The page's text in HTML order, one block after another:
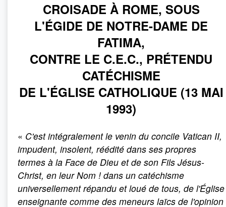
CROISADE À ROME, SOUS
L'ÉGIDE DE NOTRE-DAME DE
FATIMA,
CONTRE LE C.E.C., PRÉTENDU
CATÉCHISME
DE L'ÉGLISE CATHOLIQUE (13 MAI
1993)
« C'est intégralement le venin du concile Vatican II,
impudent, insolent, réédité dans ses propres
termes à la Face de Dieu et de son Fils Jésus-
Christ, en leur Nom ! dans un catéchisme
universellement répandu et loué de tous, de l'Église
enseignante comme des meneurs laïcs de l'opinion